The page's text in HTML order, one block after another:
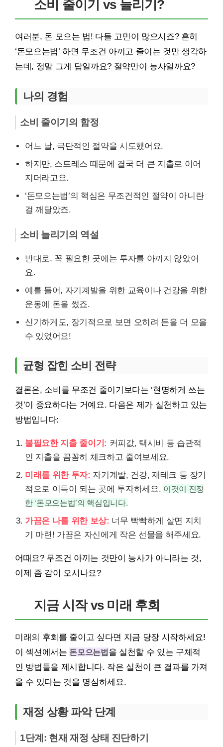
소비 줄이기 vs 늘리기?
여러분, 돈 모으는 법! 다들 고민이 많으시죠? 흔히
‘돈모으는법’ 하면 무조건 아끼고 줄이는 것만 생각하
는데, 정말 그게 답일까요? 절약만이 능사일까요?
나의 경험
소비 줄이기의 함정
어느 날, 극단적인 절약을 시도했어요.
하지만, 스트레스 때문에 결국 더 큰 지출로 이어
지더라고요.
‘돈모으는법’의 핵심은 무조건적인 절약이 아니란
걸 깨달았죠.
소비 늘리기의 역설
반대로, 꼭 필요한 곳에는 투자를 아끼지 않았어
요.
예를 들어, 자기계발을 위한 교육이나 건강을 위한
운동에 돈을 썼죠.
신기하게도, 장기적으로 보면 오히려 돈을 더 모을
수 있었어요!
균형 잡힌 소비 전략
결론은, 소비를 무조건 줄이기보다는 ‘현명하게 쓰는
것’이 중요하다는 거예요. 다음은 제가 실천하고 있는
방법입니다:
불필요한 지출 줄이기: 커피값, 택시비 등 습관적
인 지출을 꼼꼼히 체크하고 줄여보세요.
미래를 위한 투자: 자기계발, 건강, 재테크 등 장기
적으로 이득이 되는 곳에 투자하세요. 이것이 진정
한 ‘돈모으는법’의 핵심입니다.
가끔은 나를 위한 보상: 너무 빡빡하게 살면 지치
기 마련! 가끔은 자신에게 작은 선물을 해주세요.
어때요? 무조건 아끼는 것만이 능사가 아니라는 것,
이제 좀 감이 오시나요?
지금 시작 vs 미래 후회
미래의 후회를 줄이고 싶다면 지금 당장 시작하세요!
이 섹션에서는 돈모으는법을 실천할 수 있는 구체적
인 방법들을 제시합니다. 작은 실천이 큰 결과를 가져
올 수 있다는 것을 명심하세요.
재정 상황 파악 단계
1단계: 현재 재정 상태 진단하기